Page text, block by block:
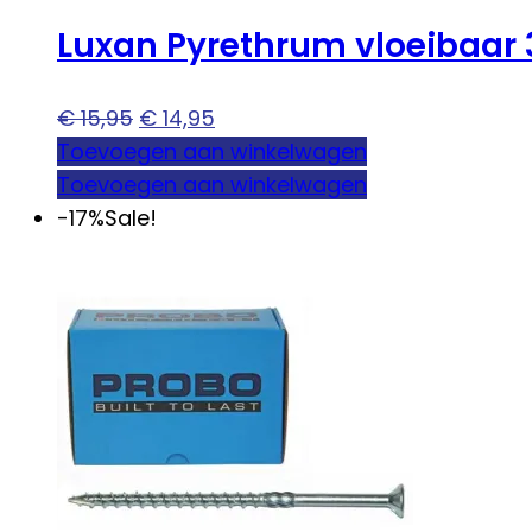
Luxan Pyrethrum vloeibaar
€15,95 Oorspronkelijke
prijs
was:
€ 15,95.
€ 14,95
prijs
is:
Toevoegen aan winkelwagen
Toevoegen aan winkelwagen
-17%Sale!